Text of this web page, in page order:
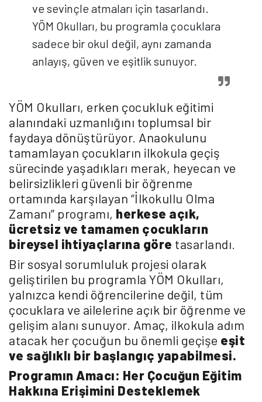
ve sevinçle atmaları için tasarlandı.
YÖM Okulları, bu programla çocuklara
sadece bir okul değil, aynı zamanda
anlayış, güven ve eşitlik sunuyor.
YÖM Okulları, erken çocukluk eğitimi
alanındaki uzmanlığını toplumsal bir
faydaya dönüştürüyor. Anaokulunu
tamamlayan çocukların ilkokula geçiş
sürecinde yaşadıkları merak, heyecan ve
belirsizlikleri güvenli bir öğrenme
ortamında karşılayan “İlkokullu Olma
Zamanı” programı, herkese açık,
ücretsiz ve tamamen çocukların
bireysel ihtiyaçlarına göre tasarlandı.
Bir sosyal sorumluluk projesi olarak
geliştirilen bu programla YÖM Okulları,
yalnızca kendi öğrencilerine değil, tüm
çocuklara ve ailelerine açık bir öğrenme ve
gelişim alanı sunuyor. Amaç, ilkokula adım
atacak her çocuğun bu önemli geçişe eşit
ve sağlıklı bir başlangıç yapabilmesi.
Programın Amacı: Her Çocuğun Eğitim
Hakkına Erişimini Desteklemek